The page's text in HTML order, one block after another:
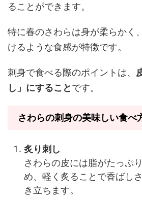
ることができます。
特に春のさわらは身が柔らかく
けるような食感が特徴です。
刺身で食べる際のポイントは、
し」にすることです。
さわらの刺身の美味しい食べ
炙り刺し
さわらの皮には脂がたっぷ
め、軽く炙ることで香ばし
き立ちます。